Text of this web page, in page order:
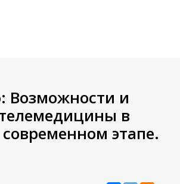
Возможности и
в
этапе.